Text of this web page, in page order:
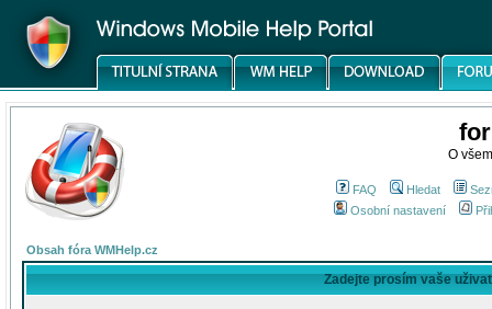
O
FAQ Hledat
Osobní nastavení
Obsah fóra WMHelp.cz
Zadejte prosím vaše